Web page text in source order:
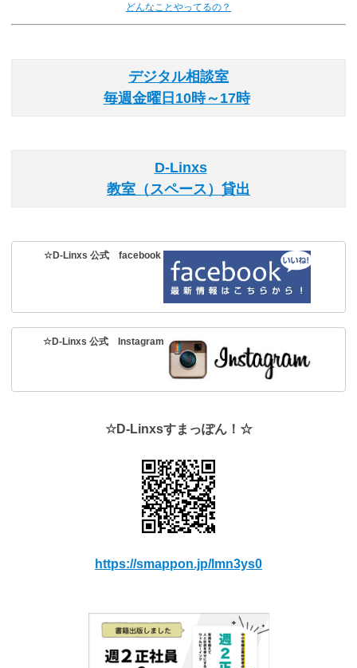
どんなことやってるの？
デジタル相談室
毎週金曜日10時～17時
D-Linxs
教室（スペース）貸出
☆D-Linxs 公式 facebook
☆D-Linxs 公式 Instagram
☆D-Linxsすまっぽん！☆
https://smappon.jp/lmn3ys0